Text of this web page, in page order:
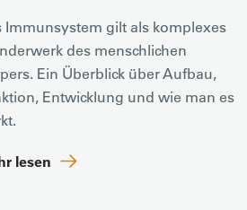
Immunsystem gilt als komplexes
des menschlichen
Ein Überblick über Aufbau,
Entwicklung und wie man es
lesen